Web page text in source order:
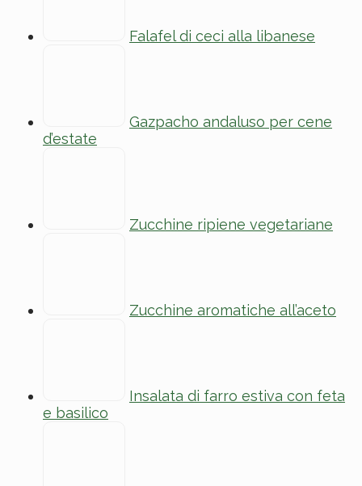
Falafel di ceci alla libanese
Gazpacho andaluso per cene
d’estate
Zucchine ripiene vegetariane
Zucchine aromatiche all’aceto
Insalata di farro estiva con feta
e basilico